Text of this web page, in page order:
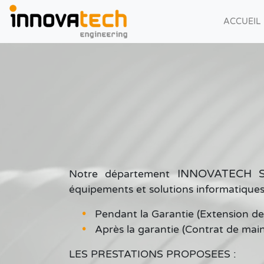
ACCUEIL
Notre départementINNOVATECH
équipements et solutions
Pendant la Garantie (Extension
Après la garantie (Contrat de
LES PRESTATIONS PROPOSEES :